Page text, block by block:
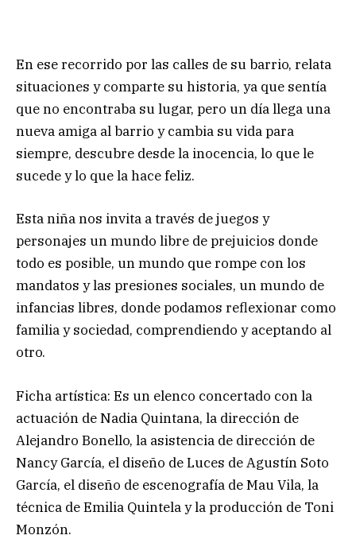
En ese recorrido por las calles de su barrio, relata
situaciones y comparte su historia, ya que sentía
que no encontraba su lugar, pero un día llega una
nueva amiga al barrio y cambia su vida para
siempre, descubre desde la inocencia, lo que le
sucede y lo que la hace feliz.
Esta niña nos invita a través de juegos y
personajes un mundo libre de prejuicios donde
todo es posible, un mundo que rompe con los
mandatos y las presiones sociales, un mundo de
infancias libres, donde podamos reflexionar como
familia y sociedad, comprendiendo y aceptando al
otro.
Ficha artística: Es un elenco concertado con la
actuación de Nadia Quintana, la dirección de
Alejandro Bonello, la asistencia de dirección de
Nancy García, el diseño de Luces de Agustín Soto
García, el diseño de escenografía de Mau Vila, la
técnica de Emilia Quintela y la producción de Toni
Monzón.